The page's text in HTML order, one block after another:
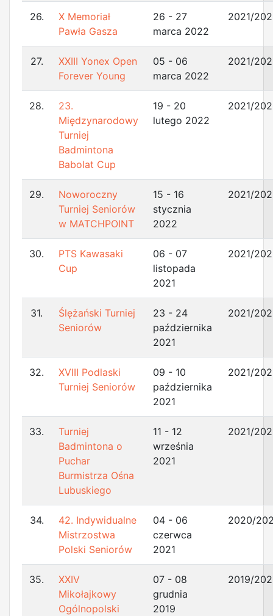
26.
X Memoriał
Pawła Gasza
26 - 27
marca 2022
2021/
27.
XXIII Yonex Open
Forever Young
05 - 06
marca 2022
2021/
28.
23.
Międzynarodowy
Turniej
Badmintona
Babolat Cup
19 - 20
lutego 2022
2021/
29.
Noworoczny
Turniej Seniorów
w MATCHPOINT
15 - 16
stycznia
2022
2021/
30.
PTS Kawasaki
Cup
06 - 07
listopada
2021
2021/
31.
Ślężański Turniej
Seniorów
23 - 24
października
2021
2021/
32.
XVIII Podlaski
Turniej Seniorów
09 - 10
października
2021
2021/
33.
Turniej
Badmintona o
Puchar
Burmistrza Ośna
Lubuskiego
11 - 12
września
2021
2021/
34.
42. Indywidualne
Mistrzostwa
Polski Seniorów
04 - 06
czerwca
2021
2020/
35.
XXIV
Mikołajkowy
Ogólnopolski
07 - 08
grudnia
2019
2019/